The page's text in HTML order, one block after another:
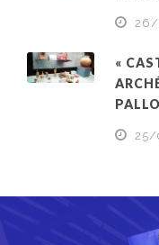
«
25/